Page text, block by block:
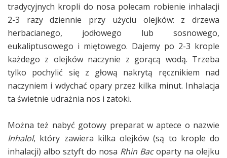
tradycyjnych kropli do nosa polecam robienie inhalacji
2-3 razy dziennie przy użyciu olejków: z drzewa
herbacianego, jodłowego lub sosnowego,
eukaliptusowego i miętowego. Dajemy po 2-3 krople
każdego z olejków naczynie z gorącą wodą. Trzeba
tylko pochylić się z głową nakrytą ręcznikiem nad
naczyniem i wdychać opary przez kilka minut. Inhalacja
ta świetnie udrażnia nos i zatoki.
Można też nabyć gotowy preparat w aptece o nazwie
Inhalol, który zawiera kilka olejków (są to krople do
inhalacji) albo sztyft do nosa Rhin Bacoparty na olejku